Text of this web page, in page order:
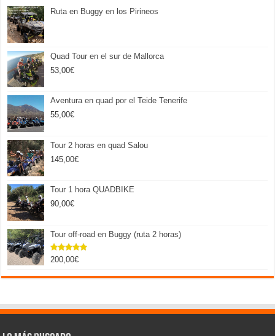
Ruta en Buggy en los Pirineos
Quad Tour en el sur de Mallorca
53,00€
Aventura en quad por el Teide Tenerife
55,00€
Tour 2 horas en quad Salou
145,00€
Tour 1 hora QUADBIKE
90,00€
Tour off-road en Buggy (ruta 2 horas)
Valorado
de 5
200,00€